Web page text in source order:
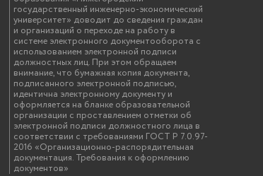
государственный инженерно-экономический
университет» доводит до сведения граждан
и организаций о переходе на работу в
системе электронного документооборота с
использованием электронной подписи
должностных лиц. При этом обращаем
внимание, что бумажная копия документа,
подписанного электронной подписью,
идентична электронному документу и
оформляется на бланке образовательной
организации с проставлением отметки об
электронной подписи должностного лица в
соответствии с требованиями ГОСТ Р 7.0.97-
2016 «Организационно-распорядительная
документация. Требования к оформлению
документов»